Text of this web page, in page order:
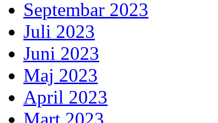
Septembar 2023
Juli 2023
Juni 2023
Maj 2023
April 2023